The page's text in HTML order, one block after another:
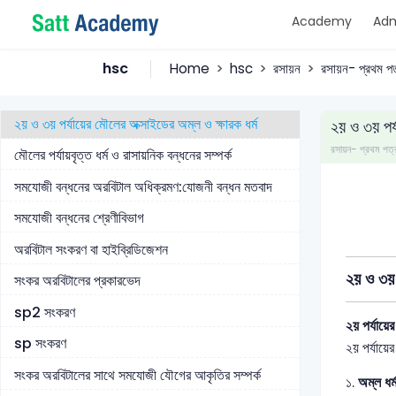
Academy
hsc Home hsc রসায়ন রসায়ন- প্রথম
আয়নীকরণ শক্তির ওপর পরমাণুর আকারের প্রভাব
তড়িৎ ঋণাত্মকতার ওপর পরমাণুর আকার,উপশক্তিস্তর ও
২য় ও ৩য় পর্যায়ের মৌলের অক্সাইডের অম্ল ও ক্ষারক ধর্ম
মৌলের পর্যায়বৃত্ত ধর্ম ও রাসায়নিক বন্ধনের সম্পর্ক
সমযোজী বন্ধনের অরবিটাল অধিক্রমণ:যোজনী বন্ধন মতবাদ
সমযোজী বন্ধনের শ্রেণীবিভাগ
অরবিটাল সংকরণ বা হাইব্রিডিজেশন
সংকর অরবিটালের প্রকারভেদ
sp2 সংকরণ
sp সংকরণ
সংকর অরবিটালের সাথে সমযোজী যৌগের আকৃতির সম্পর্ক
২য় ও ৩য়
রসায়ন- প্রথম
২য় ও ৩য়
২য়
২য়
১.অম্ল ধর্ম